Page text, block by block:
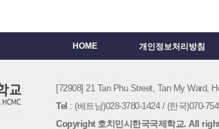
HOME 개인정보처리방침
[72908] 21 Tan Phu Street, Tan My Ward,
Tel : (베트남)028-3780-1424 / (한국)070-
Copyright 호치민시한국국제학교. All